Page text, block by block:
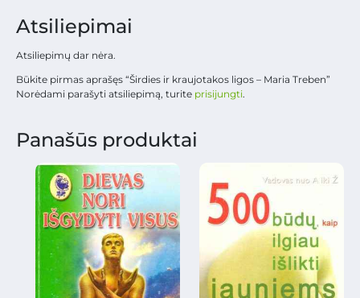
Atsiliepimai
Atsiliepimų dar nėra.
Būkite pirmas aprašęs “Širdies ir kraujotakos ligos – Maria Treben”
Norėdami parašyti atsiliepimą, turite prisijungti.
Panašūs produktai